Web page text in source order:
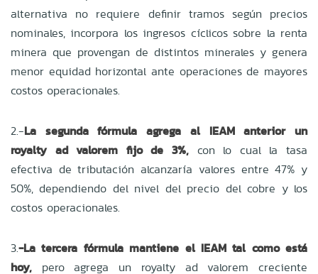
alternativa no requiere definir tramos según precios
nominales, incorpora los ingresos cíclicos sobre la renta
minera que provengan de distintos minerales y genera
menor equidad horizontal ante operaciones de mayores
costos operacionales.
2.-La segunda fórmula agrega al IEAM anterior un
royalty ad valorem fijo de 3%, con lo cual la tasa
efectiva de tributación alcanzaría valores entre 47% y
50%, dependiendo del nivel del precio del cobre y los
costos operacionales.
3.-La tercera fórmula mantiene el IEAM tal como está
hoy, pero agrega un royalty ad valorem creciente